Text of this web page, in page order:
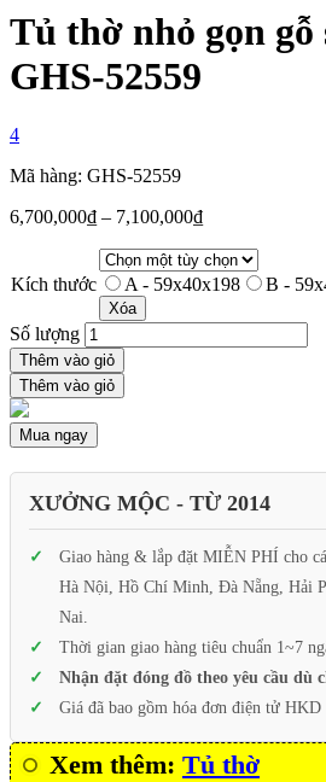
Tủ thờ nhỏ gọn gỗ
GHS-52559
4
Mã hàng: GHS-52559
6,700,000₫ – 7,100,000₫
Kích thước A - 59x40x198 B -
Xóa
Số lượng
Thêm vào giỏ
Thêm vào giỏ
Mua ngay
XƯỞNG MỘC - TỪ 2014
Giao hàng & lắp đặt MIỄN PHÍ cho
Hà Nội, Hồ Chí Minh, Đà Nẵng, Hải
Nai.
Thời gian giao hàng tiêu chuẩn 1~7
Nhận đặt đóng đồ theo yêu cầu dù
Giá đã bao gồm hóa đơn điện tử HKD
Xem thêm: Tủ thờ